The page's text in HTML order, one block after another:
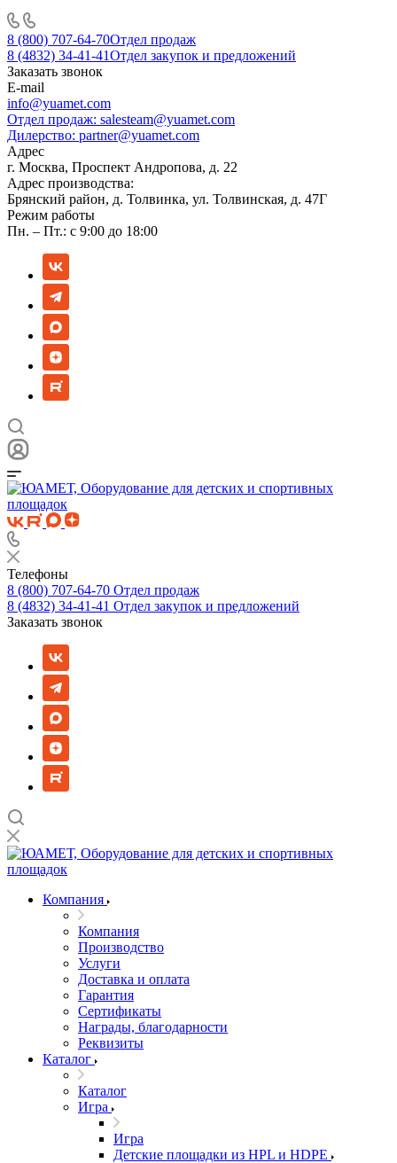
8 (800) 707-64-70Отдел продаж
8 (4832) 34-41-41Отдел закупок и предложений
Заказать звонок
E-mail
info@yuamet.com
Отдел продаж: salesteam@yuamet.com
Дилерство: partner@yuamet.com
Адрес
г. Москва, Проспект Андропова, д. 22
Адрес производства:
Брянский район, д. Толвинка, ул. Толвинская, д. 47Г
Режим работы
Пн. – Пт.: с 9:00 до 18:00
Телефоны
8 (800) 707-64-70 Отдел продаж
8 (4832) 34-41-41 Отдел закупок и предложений
Заказать звонок
Компания
Компания
Производство
Услуги
Доставка и оплата
Гарантия
Сертификаты
Награды, благодарности
Реквизиты
Каталог
Каталог
Игра
Игра
Детские площадки из HPL и HDPE